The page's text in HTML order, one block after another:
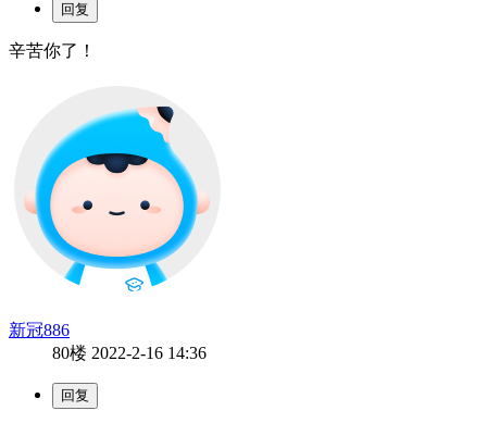
辛苦你了！
新冠886
80楼 2022-2-16 14:36